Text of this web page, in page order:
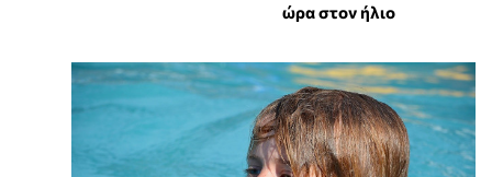
ώρα στον ήλιο